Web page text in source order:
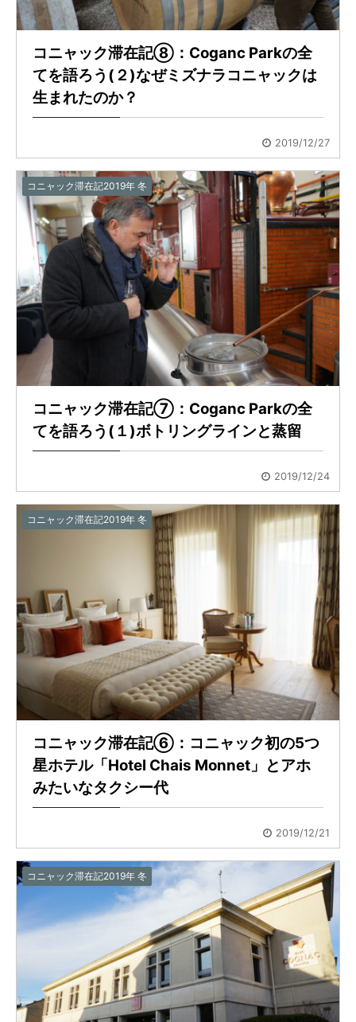
コニャック滞在記⑧：Coganc Parkの全
てを語ろう(２)なぜミズナラコニャックは
生まれたのか？
2019/12/27
コニャック滞在記2019年 冬
コニャック滞在記⑦：Coganc Parkの全
てを語ろう(１)ボトリングラインと蒸留
2019/12/24
コニャック滞在記2019年 冬
コニャック滞在記⑥：コニャック初の5つ
星ホテル「Hotel Chais Monnet」とアホ
みたいなタクシー代
2019/12/21
コニャック滞在記2019年 冬